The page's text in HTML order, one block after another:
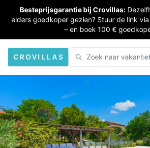
Besteprijsgarantie bij Crovillas:
elders goedkoper gezien? Stuur de link
– en boek 100 €
CROVILLAS